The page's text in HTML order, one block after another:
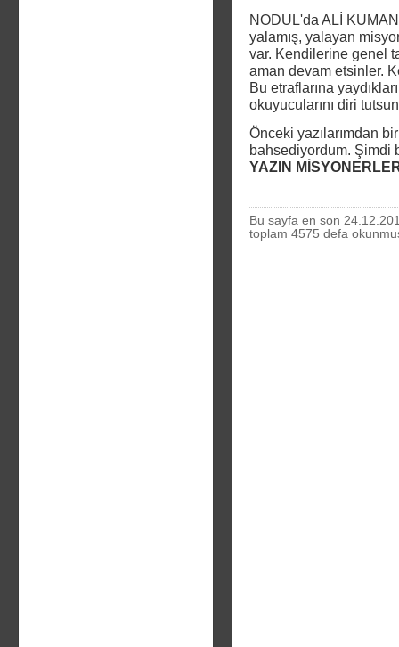
NODUL'da ALİ
yalamış, yalayan
var. Kendilerine genel
aman devam etsinler.
Bu etraflarına
okuyucularını diri
Önceki yazılarımdan
bahsediyordum. Şimdi
YAZIN
Bu sayfa en son
toplam 4575 defa